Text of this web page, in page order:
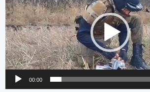
00:00